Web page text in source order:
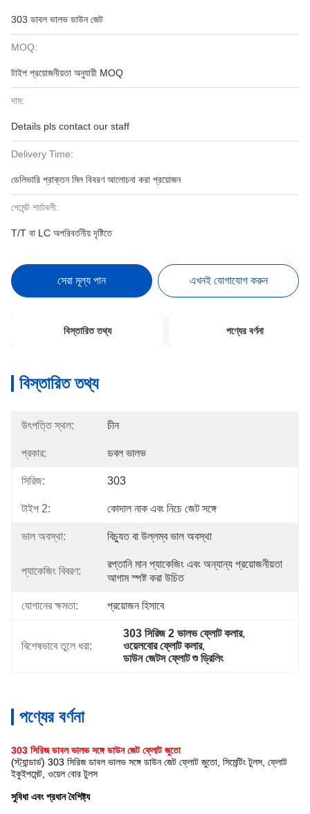
303 ডাবল ভালভ ডাউন জেট
MOQ:
টাইপ প্রয়োজনীয়তা অনুযায়ী MOQ
দাম:
Details pls contact our staff
Delivery Time:
ডেলিভারি প্রাক্তন মিল বিবরণ আলোচনা করা প্রয়োজন
পেমেন্ট শর্তাবলী:
T/T বা LC অপরিবর্তনীয় দৃষ্টিতে
সেরা মূল্য পান এখনই যোগাযোগ করুন
বিস্তারিত তথ্য পণ্যের বর্ণনা
বিস্তারিত তথ্য
উৎপত্তি স্থল: চীন
প্রকার: ডবল ভালভ
সিরিজ: 303
টাইপ 2: কোদাল নাক এবং নিচে জেট সঙ্গে
ভাল অবস্থা: বিচ্যুত বা উল্লম্ব ভাল অবস্থা
প্যাকেজিং বিবরণ:
রপ্তানি মান প্যাকেজিং এবং অন্যান্য প্রয়োজনীয়তা
আগাম স্পষ্ট করা উচিত
যোগানের ক্ষমতা: প্রয়োজন হিসাবে
বিশেষভাবে তুলে ধরা:
303 সিরিজ 2 ভালভ ফ্লোট কলার,
ওয়েলবোর ফ্লোট কলার,
ডাউন জেটস ফ্লোট শু ড্রিলিং
পণ্যের বর্ণনা
303 সিরিজ ডাবল ভালভ সঙ্গে ডাউন জেট ফ্লোট জুতো
(স্ট্যান্ডার্ড) 303 সিরিজ ডাবল ভালভ সঙ্গে ডাউন জেট ফ্লোট জুতো, সিমেন্টিং টুলস, ফ্লোট
ইকুইপমেন্ট, ওয়েল বোর টুলস
সুবিধা এবং প্রধান বৈশিষ্ট্য